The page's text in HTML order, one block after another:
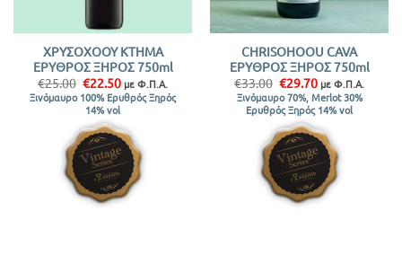
ΧΡΥΣΟΧΟΟΥ ΚΤΗΜΑ
ΕΡΥΘΡΟΣ ΞΗΡΟΣ 750ml
€25.00 Original
price
was:
€25.00.
€22.50Η
τρέχουσα
τιμή
€22.50.
με Φ.Π.Α.
Ξινόμαυρο 100% Ερυθρός Ξηρός
14% vol
CHRISOHOOU CAVA
ΕΡΥΘΡΟΣ ΞΗΡΟΣ 750ml
€33.00 Original
price
was:
€33.00.
€29.70Η
τρέχουσα
τιμή
είναι:
€29.70.
με Φ.Π.Α.
Ξινόμαυρο 70%, Merlot 30%
Ερυθρός Ξηρός 14% vol